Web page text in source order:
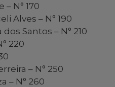
N° 170
Alves – N° 190
Santos – N° 210
220
– N° 250
– N° 260